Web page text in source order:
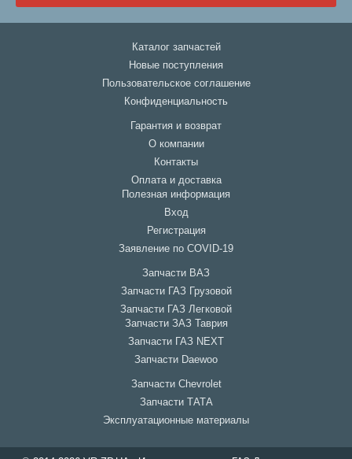
Каталог запчастей
Новые поступления
Пользовательское соглашение
Конфиденциальность
Гарантия и возврат
О компании
Контакты
Оплата и доставка
Полезная информация
Вход
Регистрация
Заявление по COVID-19
Запчасти ВАЗ
Запчасти ГАЗ Грузовой
Запчасти ГАЗ Легковой
Запчасти ЗАЗ Таврия
Запчасти ГАЗ NEXT
Запчасти Daewoo
Запчасти Chevrolet
Запчасти ТАТА
Эксплуатационные материалы